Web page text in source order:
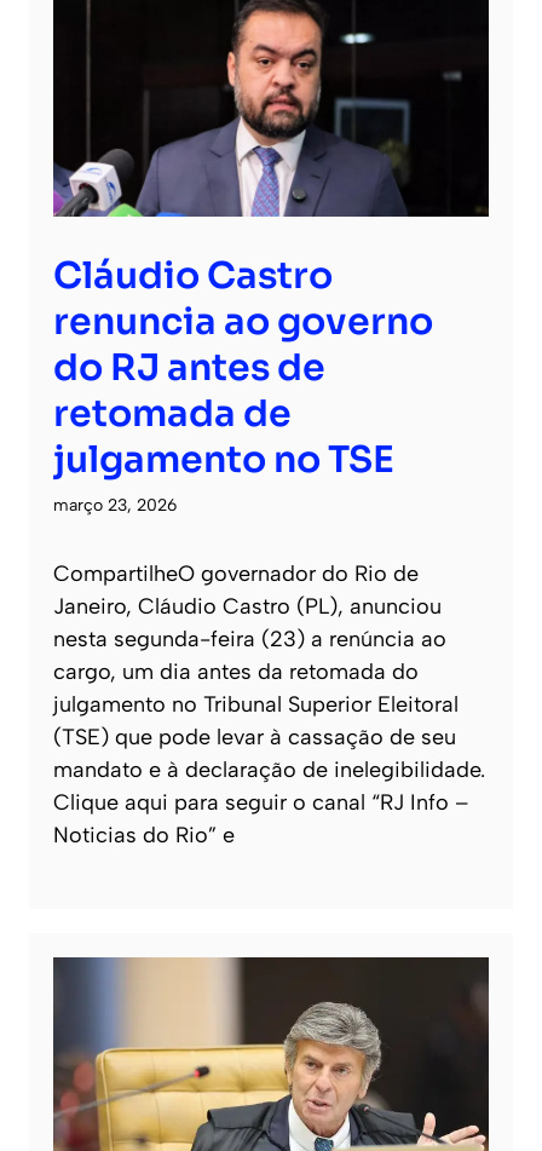
Cláudio Castro
renuncia ao governo
do RJ antes de
retomada de
julgamento no TSE
março 23, 2026
CompartilheO governador do Rio de
Janeiro, Cláudio Castro (PL), anunciou
nesta segunda-feira (23) a renúncia ao
cargo, um dia antes da retomada do
julgamento no Tribunal Superior Eleitoral
(TSE) que pode levar à cassação de seu
mandato e à declaração de inelegibilidade.
Clique aqui para seguir o canal “RJ Info –
Noticias do Rio” e